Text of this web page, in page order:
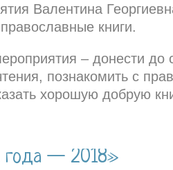
Валентина
книги.
– донести до
познакомить с
хорошую добрую
года — 2018»